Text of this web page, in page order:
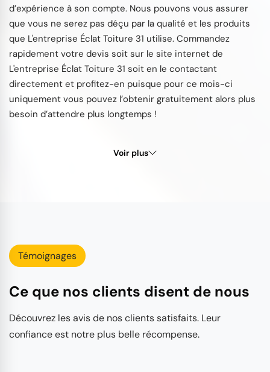
d’expérience à son compte. Nous pouvons vous assurer
que vous ne serez pas déçu par la qualité et les produits
que L'entreprise Éclat Toiture 31 utilise. Commandez
rapidement votre devis soit sur le site internet de
L'entreprise Éclat Toiture 31 soit en le contactant
directement et profitez-en puisque pour ce mois-ci
uniquement vous pouvez l’obtenir gratuitement alors plus
besoin d’attendre plus longtemps !
Voir plus
Témoignages
Ce que nos clients disent de nous
Découvrez les avis de nos clients satisfaits. Leur
confiance est notre plus belle récompense.